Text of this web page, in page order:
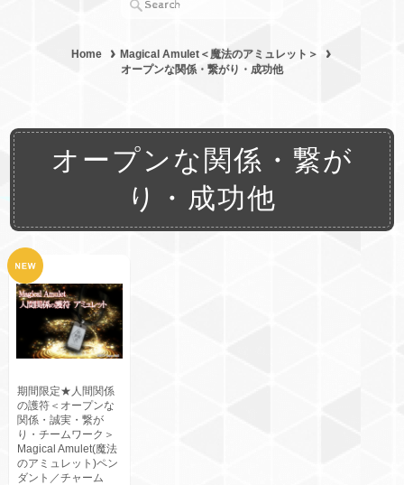
Home
Magical Amulet＜魔法のアミュレット＞
オープンな関係・繋がり・成功他
オープンな関係・繋が
り・成功他
期間限定★人間関係
の護符＜オープンな
関係・誠実・繋が
り・チームワーク＞
Magical Amulet(魔法
のアミュレット)ペン
ダント／チャーム